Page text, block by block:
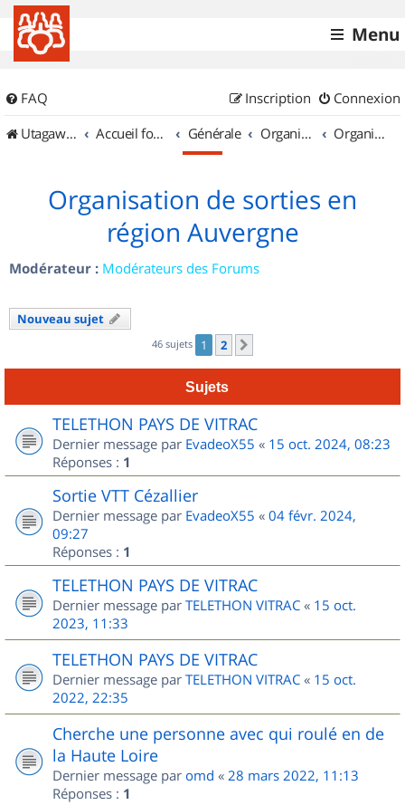
Menu
FAQ Connexion
Inscription
UtagawaVTT (Randos VTT et VTTAE avec traces GPS)
Accueil forum Générale Organisation de sorties & Recherche de partenaires Organisation de sorties en région Auvergne
Organisation de sorties en
région Auvergne
Modérateur : Modérateurs des Forums
Nouveau sujet
46 sujets 1 2
Sujets
TELETHON PAYS DE VITRAC
Dernier message par EvadeoX55 « 15 oct. 2024, 08:23
Réponses : 1
Sortie VTT Cézallier
Dernier message par EvadeoX55 « 04 févr. 2024,
09:27
Réponses : 1
TELETHON PAYS DE VITRAC
Dernier message par TELETHON VITRAC « 15 oct.
2023, 11:33
TELETHON PAYS DE VITRAC
Dernier message par TELETHON VITRAC « 15 oct.
2022, 22:35
Cherche une personne avec qui roulé en de
la Haute Loire
Dernier message par omd « 28 mars 2022, 11:13
Réponses : 1